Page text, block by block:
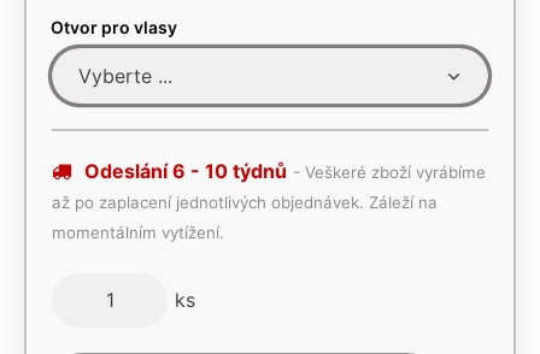
Otvor pro vlasy
Odeslání 6 - 10 týdnů - Veškeré zboží vyrábíme
až po zaplacení jednotlivých objednávek. Záleží na
momentálním vytížení.
ks